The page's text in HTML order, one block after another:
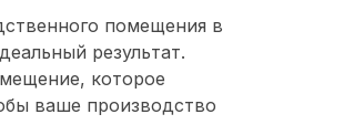
помещения в
результат.
которое
ваше производство